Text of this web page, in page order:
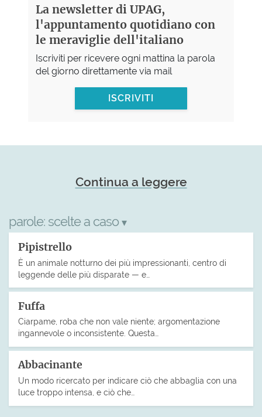
La newsletter di UPAG,
l'appuntamento quotidiano con
le meraviglie dell'italiano
Iscriviti per ricevere ogni mattina la parola
del giorno direttamente via mail
ISCRIVITI
Continua a leggere
parole: scelte a caso ▾
Pipistrello
È un animale notturno dei più impressionanti, centro di
leggende delle più disparate — e…
Fuffa
Ciarpame, roba che non vale niente; argomentazione
ingannevole o inconsistente. Questa…
Abbacinante
Un modo ricercato per indicare ciò che abbaglia con una
luce troppo intensa, e ciò che…